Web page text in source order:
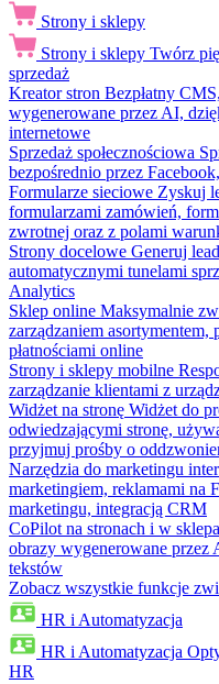
Strony i sklepy
Strony i sklepy Twórz
sprzedaż
Kreator stron Bezpłatny
wygenerowane przez AI,
internetowe
Sprzedaż społecznościowa
bezpośrednio przez
Formularze sieciowe Zyskuj
formularzami zamówień,
zwrotnej oraz z polami
Strony docelowe Generuj
automatycznymi tunelami
Analytics
Sklep online Maksymalnie
zarządzaniem asortymentem,
płatnościami online
Strony i sklepy mobilne
zarządzanie klientami z
Widżet na stronę Widżet do
odwiedzającymi stronę,
przyjmuj prośby o
Narzędzia do marketingu
marketingiem, reklamami na
marketingu, integracją CRM
CoPilot na stronach i w
obrazy wygenerowane przez
tekstów
Zobacz wszystkie funkcje
HR i Automatyzacja
HR i Automatyzacja
HR